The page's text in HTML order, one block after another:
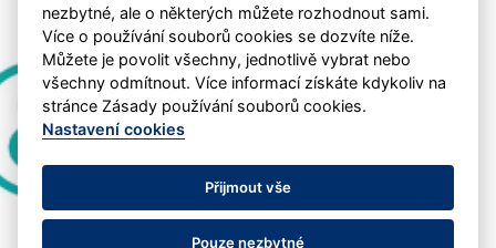
nezbytné, ale o některých můžete rozhodnout sami.
Více o používání souborů cookies se dozvíte níže.
Můžete je povolit všechny, jednotlivě vybrat nebo
všechny odmítnout. Více informací získáte kdykoliv na
stránce Zásady používání souborů cookies.
Nastavení cookies
Přijmout vše
Pouze nezbytné